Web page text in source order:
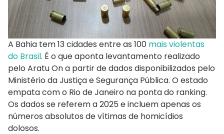
A Bahia tem 13 cidades entre as 100 mais violentas
do Brasil. É o que aponta levantamento realizado
pelo Aratu On a partir de dados disponibilizados pelo
Ministério da Justiça e Segurança Pública. O estado
empata com o Rio de Janeiro na ponta do ranking.
Os dados se referem a 2025 e incluem apenas os
números absolutos de vítimas de homicídios
dolosos.